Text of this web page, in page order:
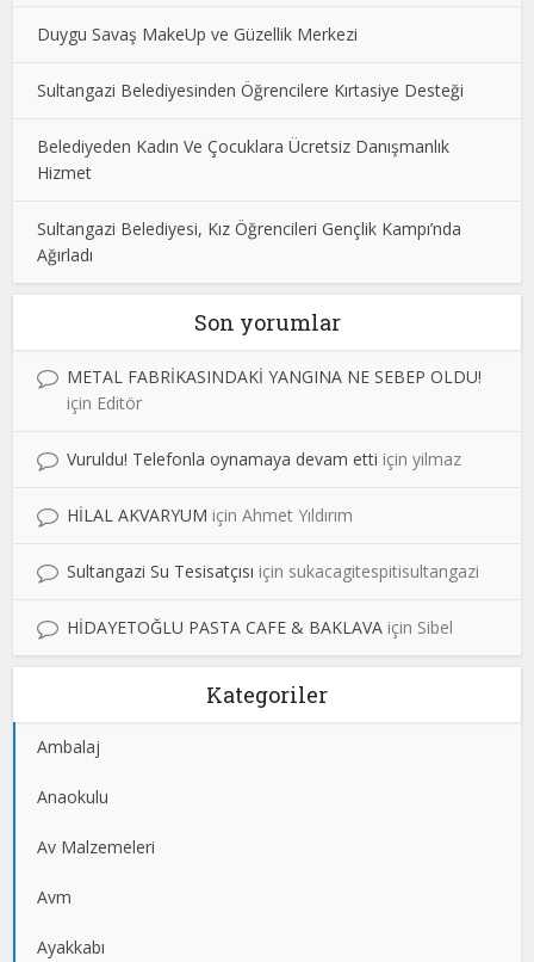
Duygu Savaş MakeUp ve Güzellik Merkezi
Sultangazi Belediyesinden Öğrencilere Kırtasiye Desteği
Belediyeden Kadın Ve Çocuklara Ücretsiz Danışmanlık
Hizmet
Sultangazi Belediyesi, Kız Öğrencileri Gençlik Kampı’nda
Ağırladı
Son yorumlar
METAL FABRİKASINDAKİ YANGINA NE SEBEP OLDU!
için Editör
Vuruldu! Telefonla oynamaya devam etti içinyilmaz
HİLAL AKVARYUM içinAhmet Yıldırım
Sultangazi Su Tesisatçısı için sukacagitespitisultangazi
HİDAYETOĞLU PASTA CAFE & BAKLAVA için Sibel
Kategoriler
Ambalaj
Anaokulu
Av Malzemeleri
Avm
Ayakkabı